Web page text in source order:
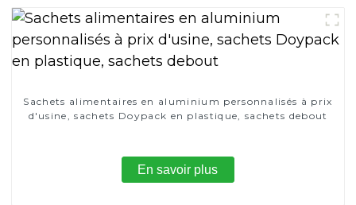
Sachets alimentaires en aluminium personnalisés à prix
d'usine, sachets Doypack en plastique, sachets debout
En savoir plus